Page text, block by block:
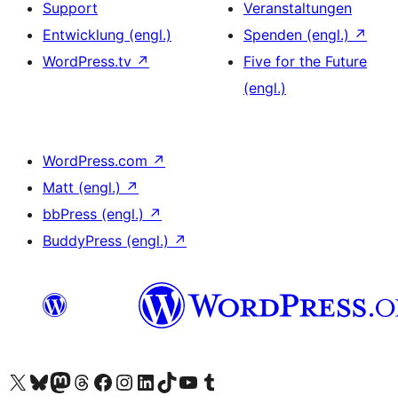
Support
Entwicklung (engl.)
WordPress.tv ↗
Veranstaltungen
Spenden (engl.) ↗
Five for the Future
(engl.)
WordPress.com ↗
Matt (engl.) ↗
bbPress (engl.) ↗
BuddyPress (engl.) ↗
Das X-Konto (früher Twitter) von WordPress.org besuchen
Das Bluesky-Konto von WordPress.org besuchen
Das Mastodon-Konto von WordPress.org besuchen
Das Threads-Konto von WordPress.org besuchen
Die Facebook-Seite von WordPress.org besuchen
Das Instagram-Konto von WordPress.org besuchen
Das LinkedIn-Konto von WordPress.org besuchen
Das TikTok-Konto von WordPress.org besuchen
Den YouTube-Kanal von WordPress.org besuchen
Das Tumblr-Konto von WordPress.org besuchen